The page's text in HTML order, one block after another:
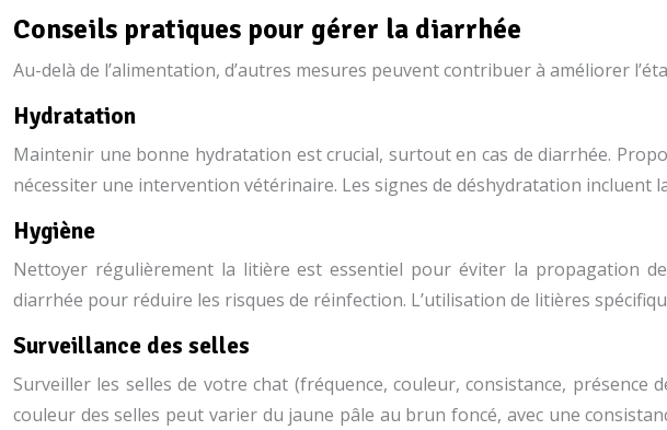
Conseils pratiques pour gérer la diarrhée
Au-delà de l’alimentation, d’autres mesures peuvent contribuer à améliorer
Hydratation
Maintenir une bonne hydratation est crucial, surtout en cas de diarrhée.
nécessiter une intervention vétérinaire. Les signes de déshydratation incluent
Hygiène
Nettoyer régulièrement la litière est essentiel pour éviter la propagation
diarrhée pour réduire les risques de réinfection. L’utilisation de litières
Surveillance des selles
Surveiller les selles de votre chat (fréquence, couleur, consistance,
couleur des selles peut varier du jaune pâle au brun foncé, avec une